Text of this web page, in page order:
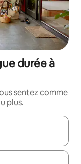
durée à
sentez comme
plus.
les flèches vers le